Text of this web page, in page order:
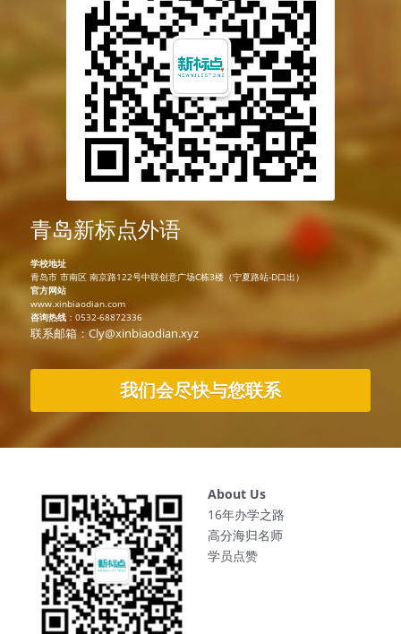
青岛新标点外语
学校地址
青岛市 市南区 南京路122号中联创意广场C栋3楼（宁夏路站-D口出）
官方网站
www.xinbiaodian.com
咨询热线 ：0532-68872336
联系邮箱：Cly@xinbiaodian.xyz
我们会尽快与您联系
About Us
16年办学之路
高分海归名师
学员点赞